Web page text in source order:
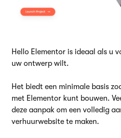
Hello Elementor is ideaal als u
uw ontwerp wilt.
Het biedt een minimale basis
met Elementor kunt bouwen.
deze aanpak om een volledig
verhuurwebsite te maken.